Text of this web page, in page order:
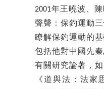
2001年王曉波、
聲聲：保釣運動
瞭解保釣運動的
包括他對中國先
有關研究論著，如
《道與法：法家